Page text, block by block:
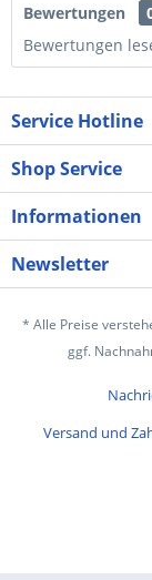
Bewertungen
Bewertungen
Service Hotline
Shop Service
Informationen
Newsletter
* Alle Preise
ggf.
Versand und